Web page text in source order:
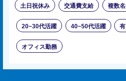
土日祝休み 交通費支給 複数
20~30代活躍 40~50代活躍
オフィス勤務